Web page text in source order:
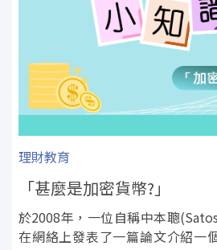
理財教育
「甚麼是加密貨幣?」
於2008年，一位自稱中本聰
在網絡上發表了一篇論文介紹一